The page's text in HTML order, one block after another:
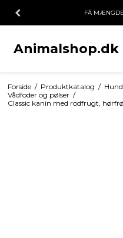
FÅ
Animalshop.dk
Forside / Produktkatalog / Hund
Vådfoder og pølser /
Classic kanin med rodfrugt,